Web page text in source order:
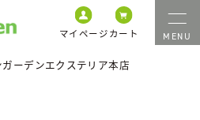
マイページカート
ーデンエクステリア本店